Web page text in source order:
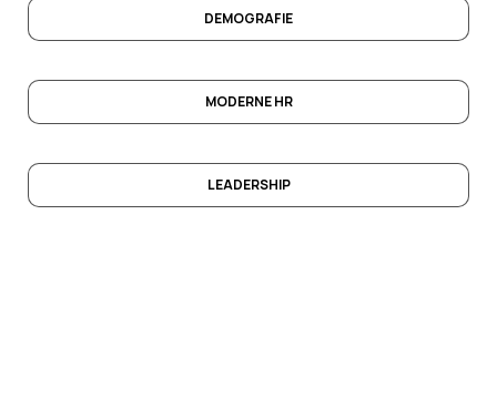
DEMOGRAFIE
MODERNE HR
LEADERSHIP